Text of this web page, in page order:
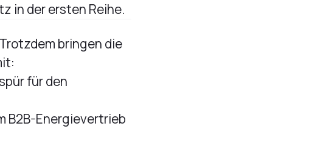
in der ersten Reihe.
bringen die
für den
B2B-Energievertrieb